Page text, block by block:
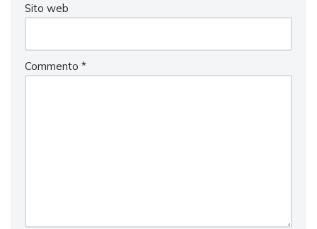
Sito web
Commento *